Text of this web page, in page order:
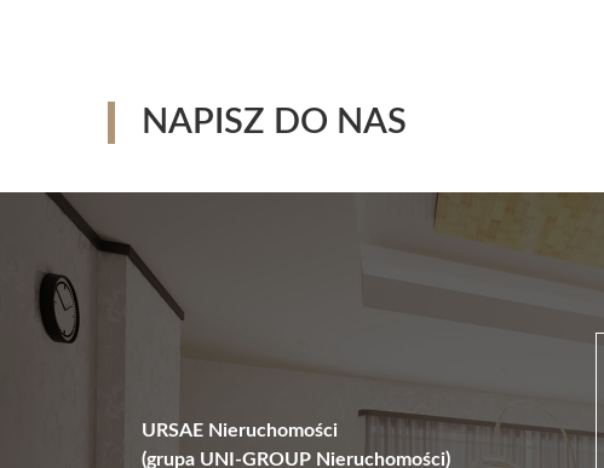
NAPISZ DO NAS
URSAE Nieruchomości
(grupa UNI-GROUP Nieruchomości)